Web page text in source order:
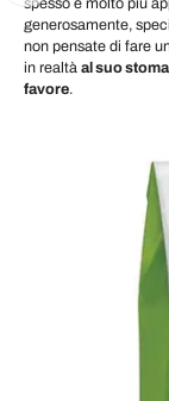
generosamente,
non pensate di fare
in realtà al suo
favore.